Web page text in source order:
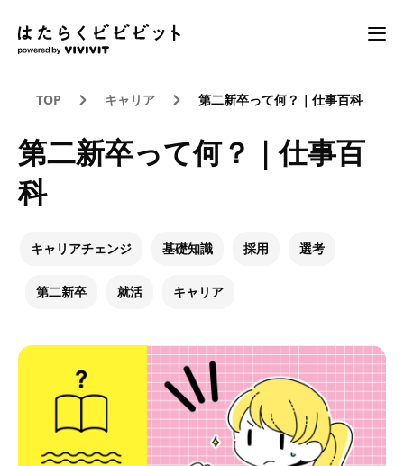
TOP キャリア 第二新卒って何？｜仕事百科
第二新卒って何？｜仕事百
科
キャリアチェンジ 基礎知識 採用 選考
第二新卒 就活 キャリア